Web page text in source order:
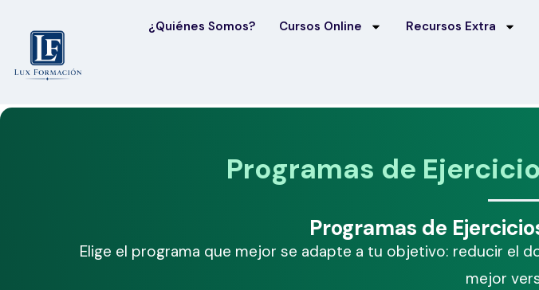
¿Quiénes Somos? Cursos Online Recursos Extra
Programas de
Programas de
Elige el programa que mejor se adapte a tu objetivo: reducir el
mejor